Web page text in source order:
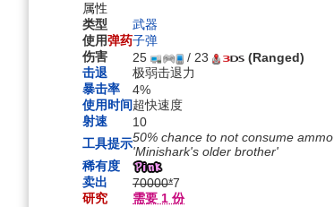
属性
类型
武器
使用弹药子弹
伤害
25 / 23
(Ranged)
击退
极弱击退力
暴击率
4%
使用时间超快速度
射速
10
工具提示50% chance to not consume ammo
'Minishark's older brother'
稀有度
卖出
70000*7
研究
需要 1 份